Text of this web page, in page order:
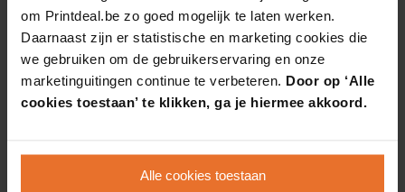
om Printdeal.be zo goed mogelijk te laten werken.
Daarnaast zijn er statistische en marketing cookies die
we gebruiken om de gebruikerservaring en onze
marketinguitingen continue te verbeteren. Door op ‘Alle
cookies toestaan’ te klikken, ga je hiermee akkoord.
Alle cookies toestaan